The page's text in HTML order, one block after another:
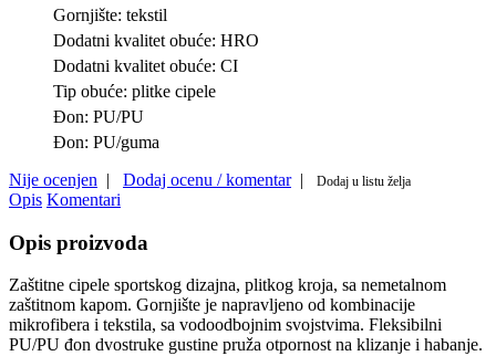
Gornjište: tekstil
Dodatni kvalitet obuće: HRO
Dodatni kvalitet obuće: CI
Tip obuće: plitke cipele
Đon: PU/PU
Đon: PU/guma
Nije ocenjen | Dodaj ocenu / komentar| Dodaj u listu želja
Opis Komentari
Opis proizvoda
Zaštitne cipele sportskog dizajna, plitkog kroja, sa nemetalnom
zaštitnom kapom. Gornjište je napravljeno od kombinacije
mikrofibera i tekstila, sa vodoodbojnim svojstvima. Fleksibilni
PU/PU đon dvostruke gustine pruža otpornost na klizanje i habanje.